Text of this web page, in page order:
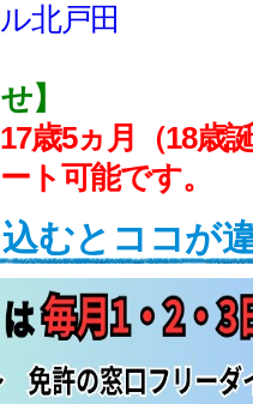
北戸田
】
17歳5ヵ月（18歳
ト可能です。
むとココが